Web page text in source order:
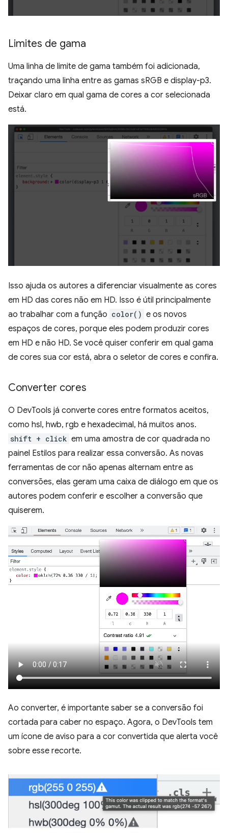
Limites de gama
Uma linha de limite de gama também foi adicionada,
traçando uma linha entre as gamas sRGB e display-p3.
Deixar claro em qual gama de cores a cor selecionada
está.
Isso ajuda os autores a diferenciar visualmente as cores
em HD das cores não em HD. Isso é útil principalmente
ao trabalhar com a função color() e os novos
espaços de cores, porque eles podem produzir cores
em HD e não HD. Se você quiser conferir em qual gama
de cores sua cor está, abra o seletor de cores e confira.
Converter cores
O DevTools já converte cores entre formatos aceitos,
como hsl, hwb, rgb e hexadecimal, há muitos anos.
shift + click em uma amostra de cor quadrada no
painel Estilos para realizar essa conversão. As novas
ferramentas de cor não apenas alternam entre as
conversões, elas geram uma caixa de diálogo em que os
autores podem conferir e escolher a conversão que
quiserem.
Ao converter, é importante saber se a conversão foi
cortada para caber no espaço. Agora, o DevTools tem
um ícone de aviso para a cor convertida que alerta você
sobre esse recorte.